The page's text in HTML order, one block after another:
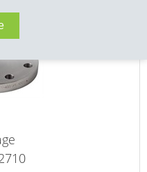
DIN 2527